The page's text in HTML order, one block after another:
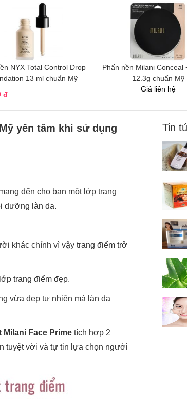
NYX Total Control Drop
13 ml chuẩn Mỹ
đ
Phấn nền Milani Conceal
12.3g chuẩn Mỹ
Giá liên hệ
yên tâm khi sử dụng
đến cho bạn một lớp trang
dưỡng làn da.
khác chính vì vậy trang điểm trở
trang điểm đẹp.
vừa đẹp tự nhiên mà làn da
Milani Face Prime tích hợp 2
tuyệt vời và tự tin lựa chọn người
Tin